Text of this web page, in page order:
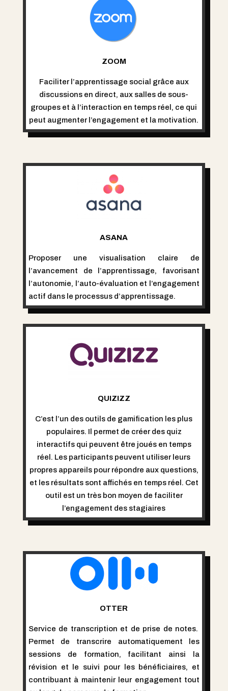
ZOOM
Faciliter l’apprentissage social grâce aux
discussions en direct, aux salles de sous-
groupes et à l’interaction en temps réel, ce qui
peut augmenter l’engagement et la motivation.
ASANA
Proposer une visualisation claire de
l’avancement de l’apprentissage, favorisant
l’autonomie, l’auto-évaluation et l’engagement
actif dans le processus d’apprentissage.
QUIZIZZ
C’est l’un des outils de gamification les plus
populaires. Il permet de créer des quiz
interactifs qui peuvent être joués en temps
réel. Les participants peuvent utiliser leurs
propres appareils pour répondre aux questions,
et les résultats sont affichés en temps réel. Cet
outil est un très bon moyen de faciliter
l’engagement des stagiaires
OTTER
Service de transcription et de prise de notes.
Permet de transcrire automatiquement les
sessions de formation, facilitant ainsi la
révision et le suivi pour les bénéficiaires, et
contribuant à maintenir leur engagement tout